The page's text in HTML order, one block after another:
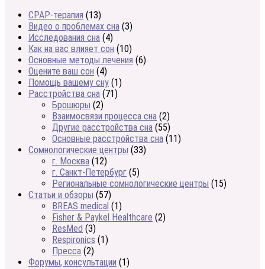
CPAP-терапия (13)
Видео о проблемах сна (3)
Исследования сна (4)
Как на вас влияет сон (10)
Основные методы лечения (6)
Оцените ваш сон (4)
Помощь вашему сну (1)
Расстройства сна (71)
Брошюры (2)
Взаимосвязи процесса сна (2)
Другие расстройства сна (55)
Основные расстройства сна (11)
Сомнологические центры (33)
г. Москва (12)
г. Санкт-Петербург (5)
Региональные сомнологические центры (15)
Статьи и обзоры (57)
BREAS medical (1)
Fisher & Paykel Healthcare (2)
ResMed (3)
Respironics (1)
Пресса (2)
Форумы, консультации (1)